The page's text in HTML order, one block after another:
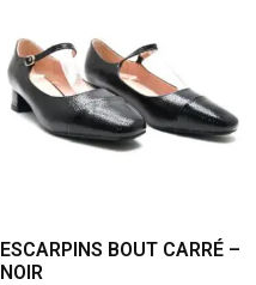
ESCARPINS BOUT CARRÉ –
NOIR